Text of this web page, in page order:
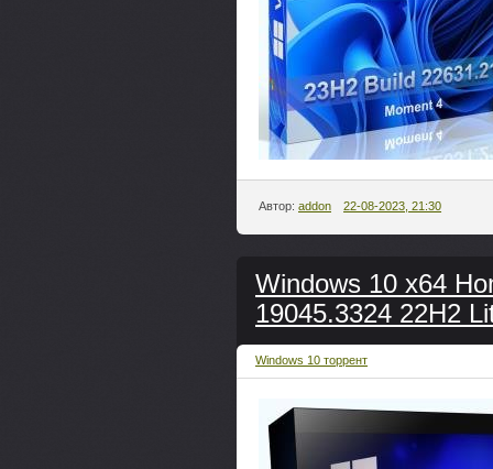
Автор: addon 22-08-2023, 21:30
Windows 10 x64
19045.3324 22H2
Windows 10 торрент